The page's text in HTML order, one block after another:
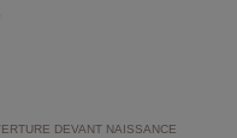
DEVANT NAISSANCE